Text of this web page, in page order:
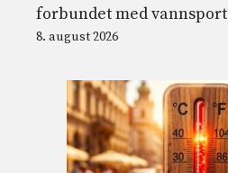
forbundet med vannsport
8. august 2026